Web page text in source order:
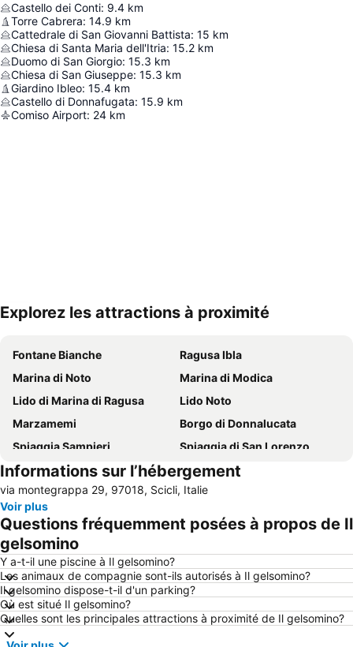
Castello dei Conti: 9.4 km
Torre Cabrera: 14.9 km
Cattedrale di San Giovanni Battista: 15 km
Chiesa di Santa Maria dell'Itria: 15.2 km
Duomo di San Giorgio: 15.3 km
Chiesa di San Giuseppe: 15.3 km
Giardino Ibleo: 15.4 km
Castello di Donnafugata: 15.9 km
Comiso Airport: 24 km
Explorez les attractions à proximité
Fontane Bianche
Ragusa Ibla
Marina di Noto
Marina di Modica
Lido di Marina di Ragusa
Lido Noto
Marzamemi
Borgo di Donnalucata
Spiaggia Sampieri
Spiaggia di San Lorenzo
Ile de Correnti
Giardino Ibleo
Lido Noto
Lido Avola
Playa Grande
Donnafugata
Punta Secca
Lago di Santa Rosalia
Late Baroque Towns of the Val di Noto
Porto Turistico di Marina di Ragusa
La cava di Ispica
Réserve naturelle de Vendicari
île du cap Passero
Informations sur l’hébergement
via montegrappa 29, 97018, Scicli, Italie
Voir plus
Questions fréquemment posées à propos de Il
gelsomino
Y a-t-il une piscine à Il gelsomino?
Les animaux de compagnie sont-ils autorisés à Il gelsomino?
Il gelsomino dispose-t-il d'un parking?
Où est situé Il gelsomino?
Quelles sont les principales attractions à proximité de Il gelsomino?